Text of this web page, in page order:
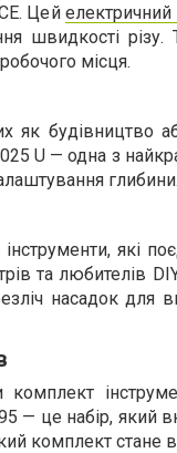
Цейелектричний
швидкості
місця.
як будівництво
U — одна з
глибини.
які
та любителів
насадок для
комплект
— це набір, який
комплект стане